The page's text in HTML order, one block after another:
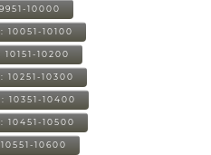
10000
10051-10100
10151-10200
10251-10300
10351-10400
10451-10500
10600